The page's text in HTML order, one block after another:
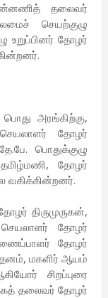
தலைவர்
செயற்குழு
உறுப்பினர் தோழர்
அரங்கிற்கு,
தோழர்
பொதுக்குழு
தோழர்
வகிக்கின்றனர்.
திருமுருகன்,
தோழர்
தோழர்
மகளிர் ஆயம்
சிறப்புரை
தலைவர் தோழர்